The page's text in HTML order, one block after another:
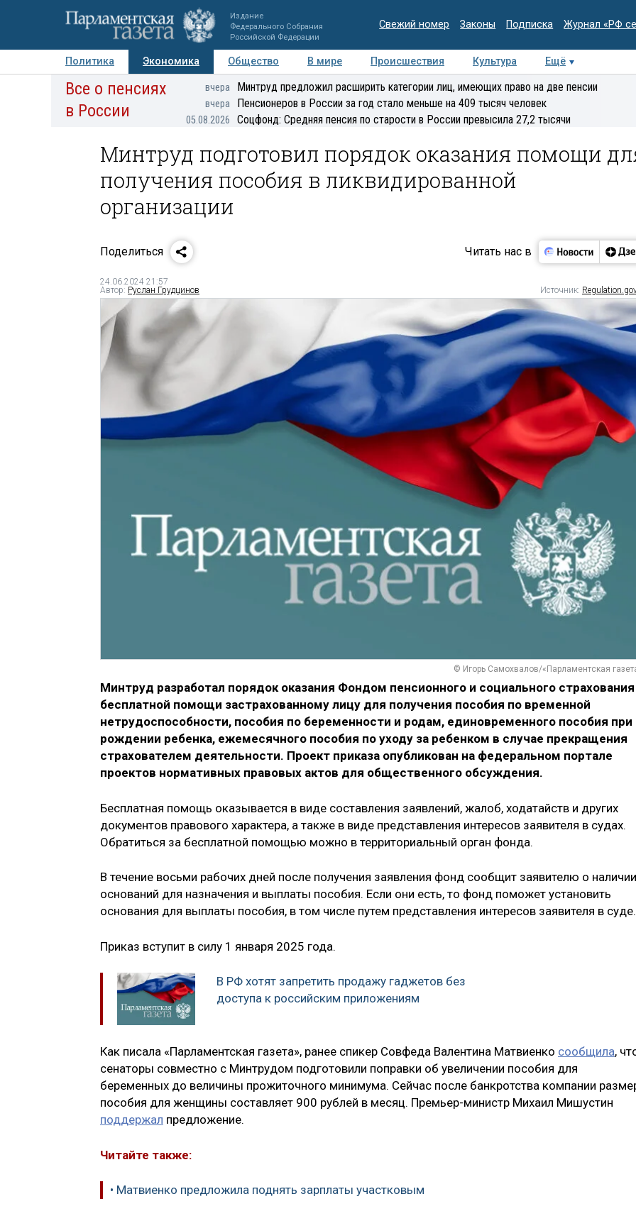
Издание
Федерального Собрания
Российской Федерации
Свежий номер Законы Подписка Журнал «РФ
Политика Экономика Общество В мире Происшествия Культура
Ещё
Авторы Персоны Мнения Регионы Медиацентр Интервью Колумнисты
Все о пенсиях
в России
вчера Минтруд предложил расширить категории лиц, имеющих право на две пенсии
вчера Пенсионеров в России за год стало меньше на 409 тысяч человек
05.08.2026 Соцфонд: Средняя пенсия по старости в России превысила 27,2 тысячи
Минтруд подготовил порядок оказания помощи
получения пособия в ликвидированной
организации
Поделиться Читать нас в
24.06.2024 21:57
Автор: Руслан Грудцинов Источник:
© Игорь Самохвалов/«Парламентская
Минтруд разработал порядок оказания Фондом пенсионного и социального страхования
‎бесплатной помощи застрахованному лицу для получения пособия по временной
нетрудоспособности, пособия по беременности и родам, единовременного пособия при
рождении ребенка, ежемесячного пособия по уходу за ребенком в случае прекращения
страхователем деятельности. Проект приказа опубликован на федеральном портале
проектов нормативных правовых актов для общественного обсуждения.
Бесплатная помощь оказывается в виде составления заявлений, жалоб, ходатайств и других
документов правового характера, а также в виде представления интересов заявителя в судах.
Обратиться за бесплатной помощью можно ‎в территориальный орган фонда.
В течение восьми рабочих дней после получения заявления фонд сообщит заявителю о наличии
оснований для назначения и выплаты пособия. Если они есть, то фонд поможет установить
основания для выплаты пособия, в том числе путем представления интересов заявителя в суде.
Приказ вступит в силу 1 января 2025 года.
В РФ хотят запретить продажу гаджетов без
доступа к российским приложениям
Как писала «Парламентская газета», ранее спикер Совфеда Валентина Матвиенко сообщила,
сенаторы совместно с Минтрудом подготовили поправки об увеличении пособия для
беременных до величины прожиточного минимума. Сейчас после банкротства компании
пособия для женщины составляет 900 рублей в месяц. Премьер-министр Михаил Мишустин
поддержал предложение.
Читайте также:
• Матвиенко предложила поднять зарплаты участковым